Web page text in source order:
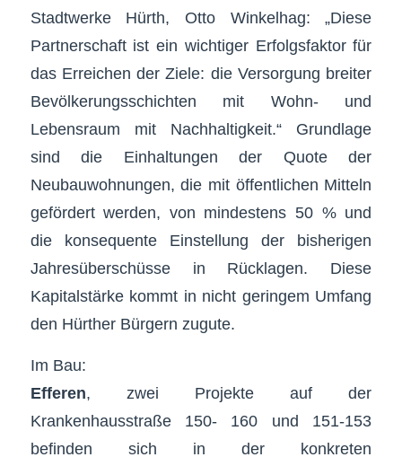
Stadtwerke Hürth, Otto Winkelhag: „Diese
Partnerschaft ist ein wichtiger Erfolgsfaktor für
das Erreichen der Ziele: die Versorgung breiter
Bevölkerungsschichten mit Wohn- und
Lebensraum mit Nachhaltigkeit.“ Grundlage
sind die Einhaltungen der Quote der
Neubauwohnungen, die mit öffentlichen Mitteln
gefördert werden, von mindestens 50 % und
die konsequente Einstellung der bisherigen
Jahresüberschüsse in Rücklagen. Diese
Kapitalstärke kommt in nicht geringem Umfang
den Hürther Bürgern zugute.
Im Bau:
Efferen, zwei Projekte auf der
Krankenhausstraße 150- 160 und 151-153
befinden sich in der konkreten